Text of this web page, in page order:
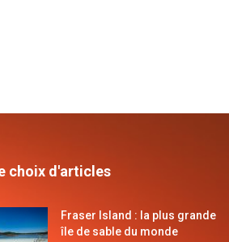
choix d'articles
Fraser Island : la plus grande
île de sable du monde